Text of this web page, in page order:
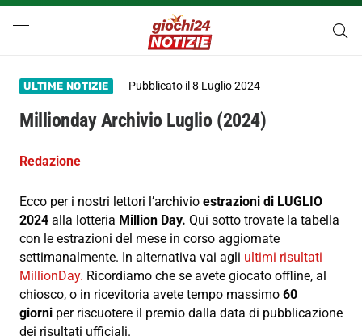
ULTIME NOTIZIE Pubblicato il8 Luglio 2024
Millionday Archivio Luglio (2024)
Redazione
Ecco per i nostri lettori l’archivio estrazioni di LUGLIO
2024 alla lotteria Million Day. Qui sotto trovate la tabella
con le estrazioni del mese in corso aggiornate
settimanalmente. In alternativa vai agli ultimi risultati
MillionDay. Ricordiamo che se avete giocato offline, al
chiosco, o in ricevitoria avete tempo massimo 60
giorni per riscuotere il premio dalla data di pubblicazione
dei risultati ufficiali.